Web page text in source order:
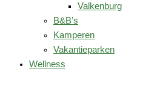
Valkenburg
B&B’s
Kamperen
Vakantieparken
Wellness